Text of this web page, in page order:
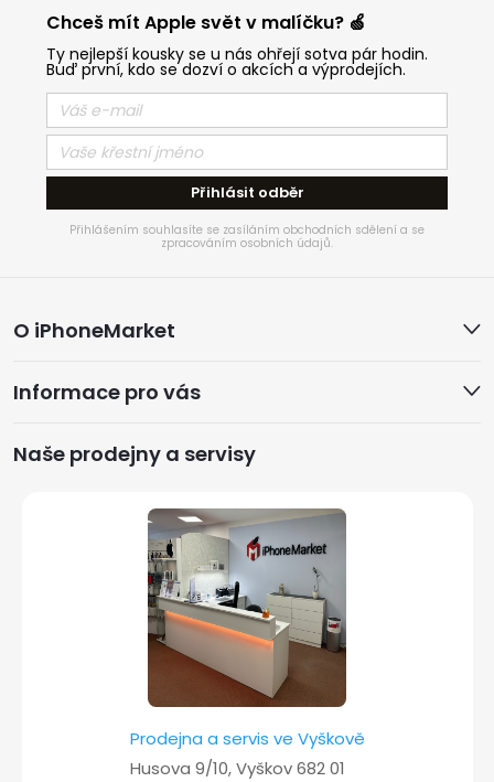
Chceš mít Apple svět v malíčku? 🍏
Ty nejlepší kousky se u nás ohřejí sotva pár hodin.
Buď první, kdo se dozví o akcích a výprodejích.
Přihlásit odběr
Přihlášením souhlasíte se zasíláním obchodních sdělení a se
zpracováním osobních údajů.
á
p
a
O iPhoneMarket
Informace pro vás
Naše prodejny a servisy
Prodejna a servis ve Vyškově
Husova 9/10, Vyškov 682 01